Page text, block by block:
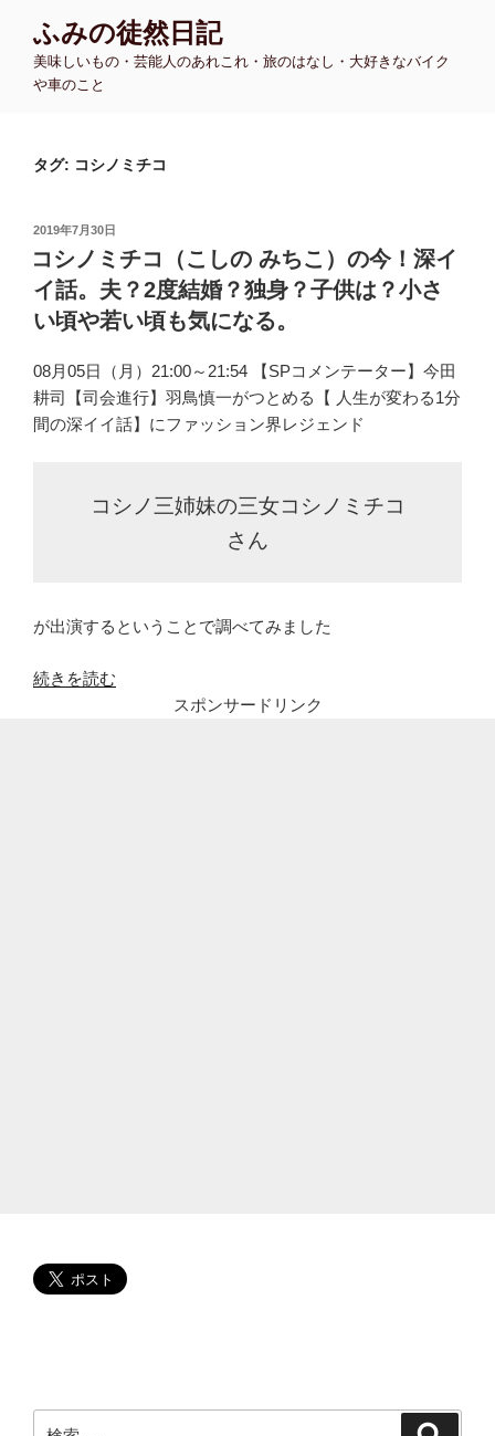
ふみの徒然日記
美味しいもの・芸能人のあれこれ・旅のはなし・大好きなバイク
や車のこと
タグ: コシノミチコ
投
稿
日:
2019年7月30日
コシノミチコ（こしの みちこ）の今！深イ
イ話。夫？2度結婚？独身？子供は？小さ
い頃や若い頃も気になる。
08月05日（月）21:00～21:54 【SPコメンテーター】今田
耕司【司会進行】羽鳥慎一がつとめる【 人生が変わる1分
間の深イイ話】にファッション界レジェンド
コシノ三姉妹の三女コシノミチコ
さん
が出演するということで調べてみました
“コ
婚？
独
続きを読む
スポンサードリンク